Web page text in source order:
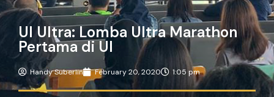
UI Ultra: Lomba Ultra Marathon
Pertama di UI
Handy Suberlin February 20, 2020 1:05 pm